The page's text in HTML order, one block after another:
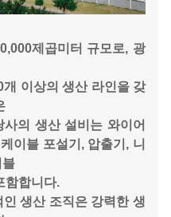
제곱미터 규모로, 광
이상의 생산 라인을 갖
의 생산 설비는 와이어
케이블 포설기, 압출기, 니
블
함합니다.
인 생산 조직은 강력한 생